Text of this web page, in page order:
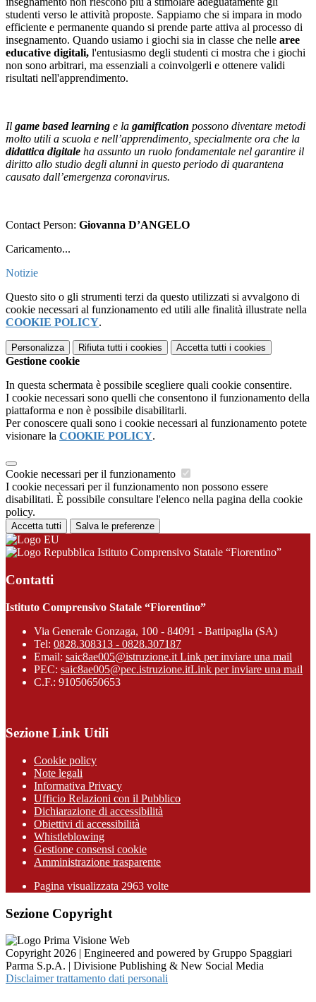
studenti verso le attività proposte. Sappiamo che si impara in modo
efficiente e permanente quando si prende parte attiva al processo di
insegnamento. Quando usiamo i giochi sia in classe che nelle aree
educative digitali, l'entusiasmo degli studenti ci mostra che i giochi
non sono arbitrari, ma essenziali a coinvolgerli e ottenere validi
risultati nell'apprendimento.
Il game based learning e la gamification possono diventare metodi
molto utili a scuola e nell’apprendimento, specialmente ora che la
didattica digitale ha assunto un ruolo fondamentale nel garantire il
diritto allo studio degli alunni in questo periodo di quarantena
causato dall’emergenza coronavirus.
Contact Person: Giovanna D’ANGELO
Caricamento...
Notizie
Questo sito o gli strumenti terzi da questo utilizzati si avvalgono di
cookie necessari al funzionamento ed utili alle finalità illustrate nella
COOKIE POLICY.
Personalizza Rifiuta tutti i cookies Accetta tutti i cookies
Gestione cookie
In questa schermata è possibile scegliere quali cookie consentire.
I cookie necessari sono quelli che consentono il funzionamento della
piattaforma e non è possibile disabilitarli.
Per conoscere quali sono i cookie necessari al funzionamento potete
visionare la COOKIE POLICY.
Cookie necessari per il funzionamento
I cookie necessari per il funzionamento non possono essere
disabilitati. È possibile consultare l'elenco nella pagina della cookie
policy.
Accetta tutti Salva le preferenze
Istituto Comprensivo Statale “Fiorentino”
Contatti
Istituto Comprensivo Statale “Fiorentino”
Via Generale Gonzaga, 100 - 84091 - Battipaglia (SA)
Tel: 0828.308313 - 0828.307187
Email: saic8ae005@istruzione.it Link per inviare una mail
PEC: saic8ae005@pec.istruzione.itLink per inviare una mail
C.F.: 91050650653
Sezione Link Utili
Cookie policy
Note legali
Informativa Privacy
Ufficio Relazioni con il Pubblico
Dichiarazione di accessibilità
Obiettivi di accessibilità
Whistleblowing
Gestione consensi cookie
Amministrazione trasparente
Pagina visualizzata 2963 volte
Sezione Copyright
Copyright 2026 | Engineered and powered by Gruppo Spaggiari
Parma S.p.A. | Divisione Publishing & New Social Media
Disclaimer trattamento dati personali